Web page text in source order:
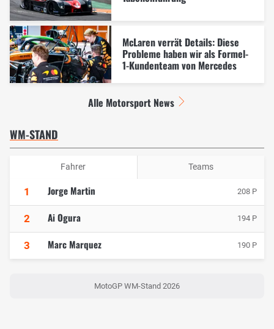
McLaren verrät Details: Diese
Probleme haben wir als Formel-
1-Kundenteam von Mercedes
Alle Motorsport News
WM-STAND
Fahrer Teams
1 Jorge Martin 208 P
2 Ai Ogura 194 P
3 Marc Marquez 190 P
MotoGP WM-Stand 2026